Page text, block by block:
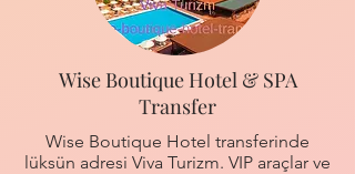
Wise Boutique Hotel & SPA
Transfer
Wise Boutique Hotel transferinde
lüksün adresi Viva Turizm. VIP araçlar ve